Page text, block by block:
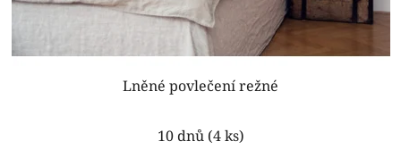
k
t
ů
Lněné povlečení režné
hodnocení
10 dnů (4 ks)